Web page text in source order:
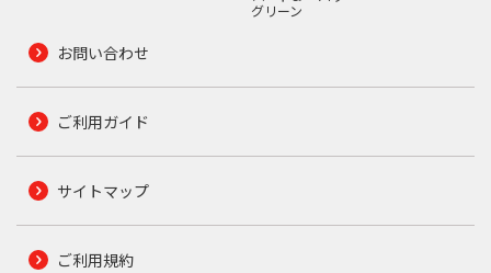
グリーン
お問い合わせ
ご利用ガイド
サイトマップ
ご利用規約